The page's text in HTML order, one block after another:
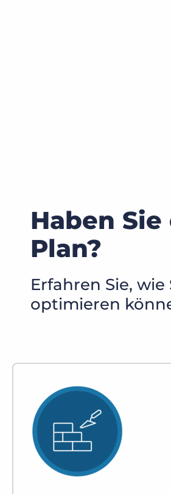
Haben
Plan?
Erfahren Sie,
optimieren